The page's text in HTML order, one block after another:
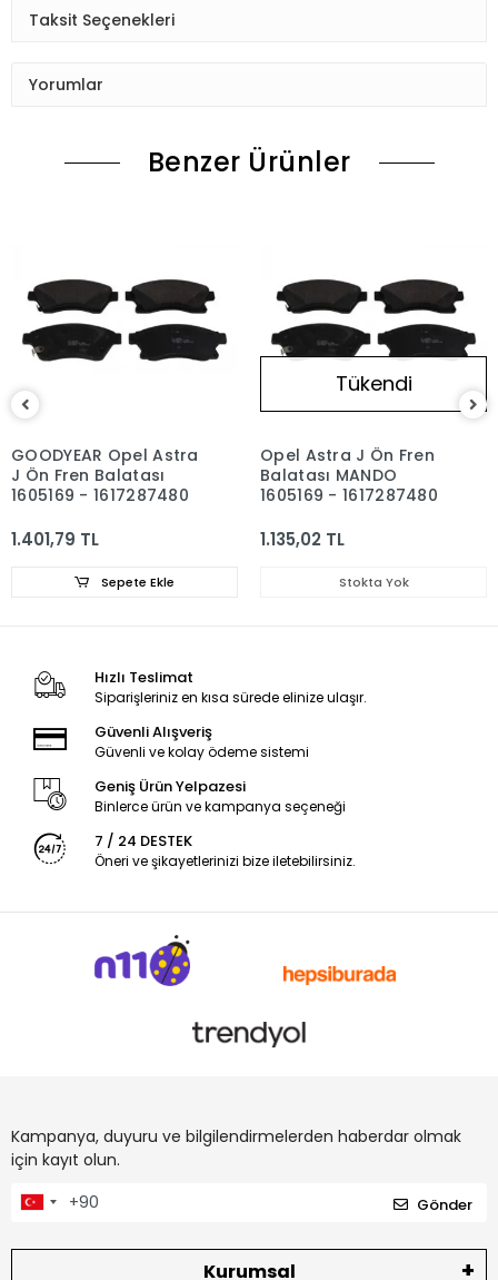
Taksit Seçenekleri
Yorumlar
Benzer Ürünler
GOODYEAR Opel Astra
J Ön Fren Balatası
1605169 - 1617287480
1.401,79 TL
Sepete Ekle
Tükendi
Opel Astra J Ön Fren
Balatası MANDO
1605169 - 1617287480
1.135,02 TL
Stokta Yok
Hızlı Teslimat
Siparişleriniz en kısa sürede elinize ulaşır.
Güvenli Alışveriş
Güvenli ve kolay ödeme sistemi
Geniş Ürün Yelpazesi
Binlerce ürün ve kampanya seçeneği
7 / 24 DESTEK
Öneri ve şikayetlerinizi bize iletebilirsiniz.
Kampanya, duyuru ve bilgilendirmelerden haberdar olmak
için kayıt olun.
Gönder
Kurumsal